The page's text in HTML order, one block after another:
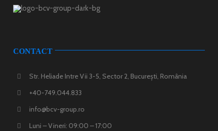
CONTACT
Str. Heliade Intre Vii 3-5, Sector 2, București, România
+40-749.044.833
info@bcv-group.ro
Luni – Vineri: 09:00 – 17:00